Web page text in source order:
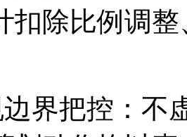
扣除比例调
把控：不